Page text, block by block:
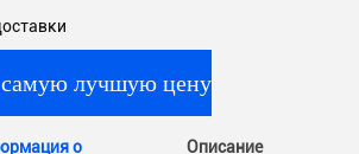
лучшую цену
о
Описание